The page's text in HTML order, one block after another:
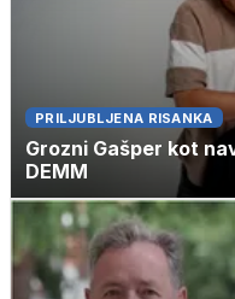
PRILJUBLJENA RISANKA
Grozni Gašper kot
DEMM